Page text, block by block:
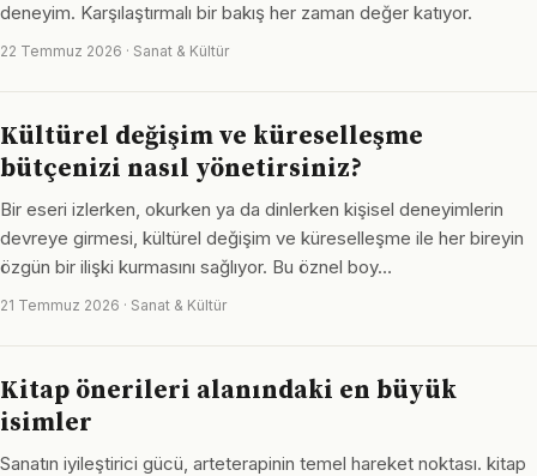
deneyim. Karşılaştırmalı bir bakış her zaman değer katıyor.
22 Temmuz 2026 · Sanat & Kültür
Kültürel değişim ve küreselleşme
bütçenizi nasıl yönetirsiniz?
Bir eseri izlerken, okurken ya da dinlerken kişisel deneyimlerin
devreye girmesi, kültürel değişim ve küreselleşme ile her bireyin
özgün bir ilişki kurmasını sağlıyor. Bu öznel boy…
21 Temmuz 2026 · Sanat & Kültür
Kitap önerileri alanındaki en büyük
isimler
Sanatın iyileştirici gücü, arteterapinin temel hareket noktası. kitap